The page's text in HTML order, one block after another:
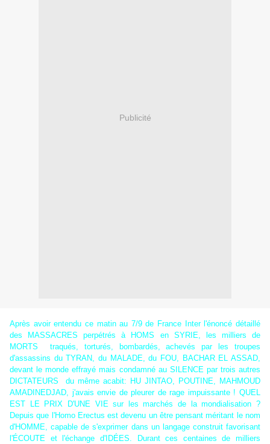
Publicité
Après avoir entendu ce matin au 7/9 de France Inter l'énoncé détaillé
des MASSACRES perpétrés à HOMS en SYRIE, les milliers de
MORTS traqués, torturés, bombardés, achevés par les troupes
d'assassins du TYRAN, du MALADE, du FOU, BACHAR EL ASSAD,
devant le monde effrayé mais condamné au SILENCE par trois autres
DICTATEURS du même acabit: HU JINTAO, POUTINE, MAHMOUD
AMADINEDJAD, j'avais envie de pleurer de rage impuissante ! QUEL
EST LE PRIX D'UNE VIE sur les marchés de la mondialisation ?
Depuis que l'Homo Erectus est devenu un être pensant méritant le nom
d'HOMME, capable de s'exprimer dans un langage construit favorisant
l'ÉCOUTE et l'échange d'IDÉES. Durant ces centaines de milliers